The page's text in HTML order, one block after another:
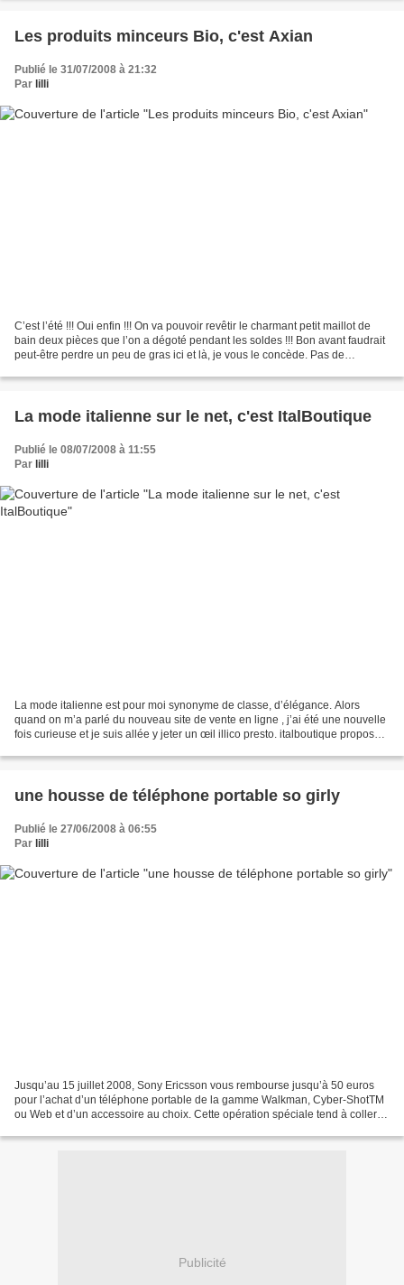
Les produits minceurs Bio, c'est Axian
Publié le 31/07/2008 à 21:32
Par lilli
C’est l’été !!! Oui enfin !!! On va pouvoir revêtir le charmant petit maillot de
bain deux pièces que l’on a dégoté pendant les soldes !!! Bon avant faudrait
peut-être perdre un peu de gras ici et là, je vous le concède. Pas de
La mode italienne sur le net, c'est ItalBoutique
Publié le 08/07/2008 à 11:55
Par lilli
La mode italienne est pour moi synonyme de classe, d’élégance. Alors
quand on m’a parlé du nouveau site de vente en ligne , j’ai été une nouvelle
fois curieuse et je suis allée y jeter un œil illico presto. italboutique propose
une housse de téléphone portable so girly
Publié le 27/06/2008 à 06:55
Par lilli
Jusqu’au 15 juillet 2008, Sony Ericsson vous rembourse jusqu’à 50 euros
pour l’achat d’un téléphone portable de la gamme Walkman, Cyber-ShotTM
ou Web et d’un accessoire au choix. Cette opération spéciale tend à coller
Publicité